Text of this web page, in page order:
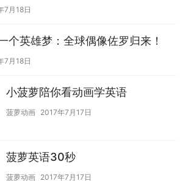
7月18日
个英雄梦：全球偶像佐罗归来！
7月18日
小菠萝陪你看动画学英语
菠萝动画 2017年7月17日
菠萝英语30秒
菠萝动画 2017年7月17日